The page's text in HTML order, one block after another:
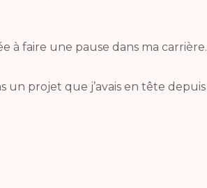
à faire une pause dans ma carrière.
un projet que j’avais en tête